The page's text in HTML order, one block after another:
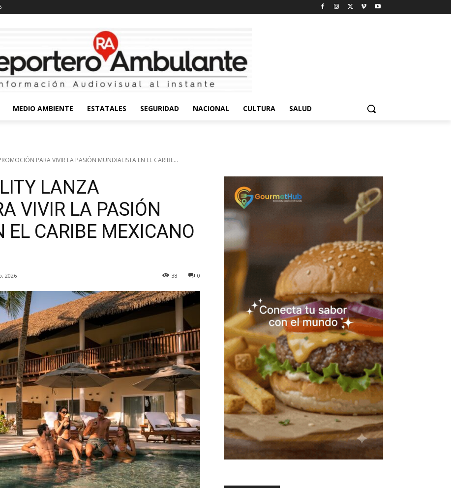
MEDIO AMBIENTE ESTATALES SEGURIDAD NACIONAL CULTURA SALUD
PARA VIVIR LA PASIÓN MUNDIALISTA EN EL CARIBE...
LANZA
VIVIR LA PASIÓN
EL CARIBE MEXICANO
2026 0
38